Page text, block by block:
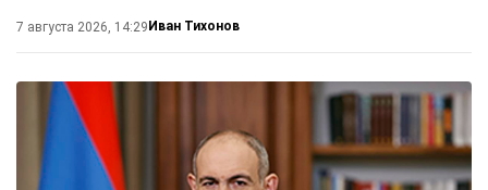
7 августа 2026, 14:29 Иван Тихонов